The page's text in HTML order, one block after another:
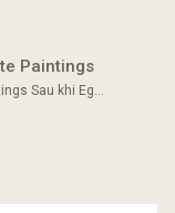
Paintings
Sau khi Eg...